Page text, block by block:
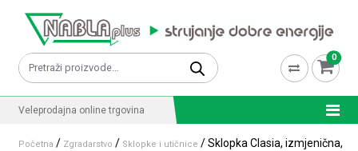
Pretraži: 0
Veleprodajna online trgovina
Početna / Zgradarstvo / Sklopke i utičnice / Sklopka Clasia, izmjenična,